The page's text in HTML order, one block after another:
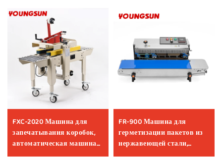
FXC-2020 Машина для
запечатывания коробок,
автоматическая машина
для упаковки малых
FR-900 Машина для
герметизации пакетов из
нержавеющей стали,
термосварочная машина,